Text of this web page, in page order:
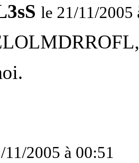
le 21/11/2005
11/2005 à 00:51